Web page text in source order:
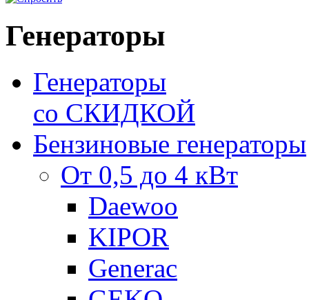
Генераторы
Генераторы
со СКИДКОЙ
Бензиновые генераторы
От 0,5 до 4 кВт
Daewoo
KIPOR
Generac